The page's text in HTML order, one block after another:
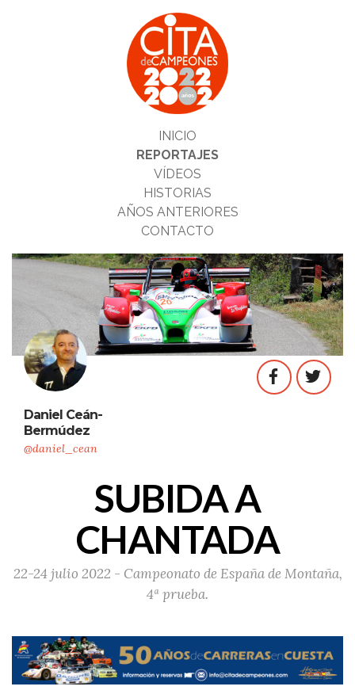
INICIO
REPORTAJES
VÍDEOS
HISTORIAS
AÑOS ANTERIORES
CONTACTO
Daniel Ceán-
Bermúdez
@daniel_cean
SUBIDA A
CHANTADA
22-24 julio 2022 - Campeonato de España de Montaña,
4ª prueba.